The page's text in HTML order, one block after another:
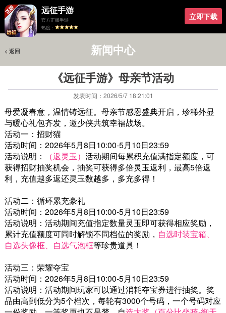
远征手游
官方正版手游
热度：
立即下载
新闻中心
< 返回
< 返回
《远征手游》母亲节活动
发表时间：2026/5/7 18:21:01
母爱凝春意，温情铸远征。母亲节感恩盛典开启，珍稀外显
与暖心礼包齐发，邀少侠共筑幸福战场。
活动一：招财猫
活动时间：2026年5月8日10:00-5月10日23:59
活动说明：
（返灵玉） 活动期间每累积充值满指定额度，可
获得招财抽奖机会，抽奖可获得多倍灵玉返利，最高5倍返
利，充值越多返还灵玉数越多，多充多得！
活动二：循环累充豪礼
活动时间：2026年5月8日10:00-5月10日23:59
活动说明：活动期间充值指定数量灵玉即可获得相应奖励，
累计充值额度可同时解锁不同档位的奖励， 自选时装宝箱、
自选头像框、自选气泡框等珍贵道具！
活动三：荣耀夺宝
活动时间：2026年5月8日10:00-5月10日23:59
活动说明：活动期间玩家可以通过消耗夺宝券进行抽奖。奖
品由高到低分为5个档次，每轮有3000个号码，一个号码对应